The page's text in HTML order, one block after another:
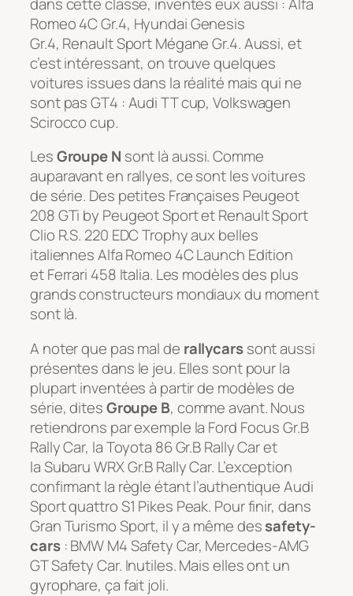
Romeo 4C Gr.4, Hyundai Genesis
Gr.4, Renault Sport Mégane Gr.4. Aussi, et
c’est intéressant, on trouve quelques
voitures issues dans la réalité mais qui ne
sont pas GT4 : Audi TT cup, Volkswagen
Scirocco cup.
LesGroupe N sont là aussi. Comme
auparavant en rallyes, ce sont les voitures
de série. Des petites Françaises Peugeot
208 GTi by Peugeot Sport et Renault Sport
Clio R.S. 220 EDC Trophy aux belles
italiennes Alfa Romeo 4C Launch Edition
et Ferrari 458 Italia. Les modèles des plus
grands constructeurs mondiaux du moment
sont là.
A noter que pas mal de rallycarssont aussi
présentes dans le jeu. Elles sont pour la
plupart inventées à partir de modèles de
série, ditesGroupe B, comme avant. Nous
retiendrons par exemple la Ford Focus Gr.B
Rally Car, la Toyota 86 Gr.B Rally Car et
la Subaru WRX Gr.B Rally Car. L’exception
confirmant la règle étant l’authentique Audi
Sport quattro S1 Pikes Peak. Pour finir, dans
Gran Turismo Sport, il y a même dessafety-
cars: BMW M4 Safety Car, Mercedes-AMG
GT Safety Car. Inutiles. Mais elles ont un
gyrophare, ça fait joli.